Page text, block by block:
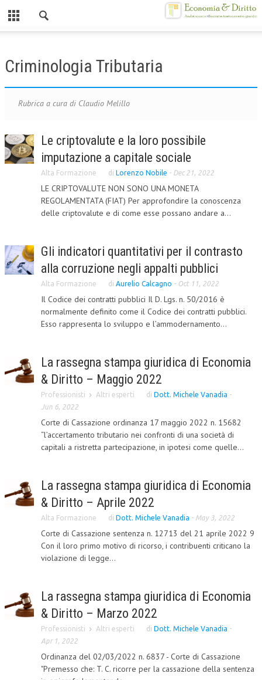
CHI SIAMO
MISSION
CENTRO STUDI
ATTO COSTITUTIVO E STATUTO
ORGANIZZAZIONE
OBIETTIVI
ALTA FORMAZIONE
CORSI CE.S.E.D.
ARCHIVIO CORSI 2015
DIVENTA SOCIO
LA RIVISTA
LA RIVISTA
COMITATO EDITORIALE
PEER REVIEW
CODICE ETICO
COLLABORA CON NOI
CORPORATE SOCIAL RESPONSIBILITY
ECONOMIA DELL’ARTE
INTERNAZIONALIZZAZIONE
HUMAN RESOURCES
RISORSE UMANE
Criminologia Tributaria
Rubrica a cura di Claudio Melillo
Le criptovalute e la loro possibile
imputazione a capitale sociale
Alta Formazione di Lorenzo Nobile - Dec 21, 2022
LE CRIPTOVALUTE NON SONO UNA MONETA
REGOLAMENTATA (FIAT) Per approfondire la conoscenza
delle criptovalute e di come esse possano andare a...
Gli indicatori quantitativi per il contrasto
alla corruzione negli appalti pubblici
Alta Formazione di Aurelio Calcagno - Oct 11, 2022
Il Codice dei contratti pubblici Il D. Lgs. n. 50/2016 è
normalmente definito come il Codice dei contratti pubblici.
Esso rappresenta lo sviluppo e l’ammodernamento...
La rassegna stampa giuridica di Economia
& Diritto – Maggio 2022
Professionisti Altri esperti di Dott. Michele Vanadia -
Jun 6, 2022
Corte di Cassazione ordinanza 17 maggio 2022 n. 15682
“l’accertamento tributario nei confronti di una società di
capitali a ristretta partecipazione, in ipotesi come quelle...
La rassegna stampa giuridica di Economia
& Diritto – Aprile 2022
Alta Formazione di Dott. Michele Vanadia - May 3, 2022
Corte di Cassazione sentenza n. 12713 del 21 aprile 2022 9
Con il loro primo motivo di ricorso, i contribuenti criticano la
violazione di legge...
La rassegna stampa giuridica di Economia
& Diritto – Marzo 2022
Professionisti Altri esperti di Dott. Michele Vanadia -
Apr 1, 2022
Ordinanza del 02/03/2022 n. 6837 - Corte di Cassazione
"Premesso che: T. C. ricorre per la cassazione della sentenza